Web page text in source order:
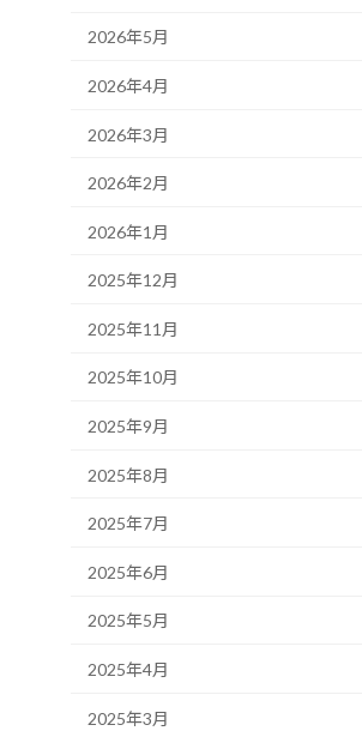
2026年5月
2026年4月
2026年3月
2026年2月
2026年1月
2025年12月
2025年11月
2025年10月
2025年9月
2025年8月
2025年7月
2025年6月
2025年5月
2025年4月
2025年3月